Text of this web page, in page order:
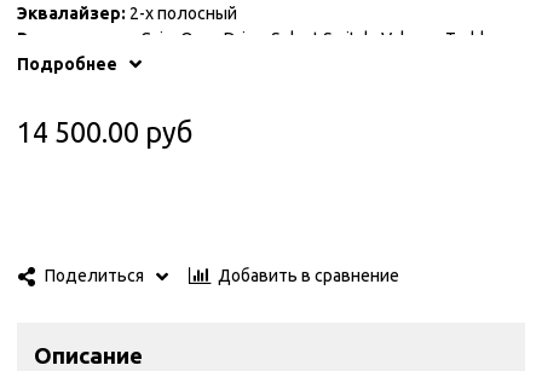
Эквалайзер: 2-х полосный
Регулировки:
Gain, Over-Drive, Select Switch, Volume, Treble,
Bass
Подробнее
14 500.00 руб
Поделиться Добавить в сравнение
Описание